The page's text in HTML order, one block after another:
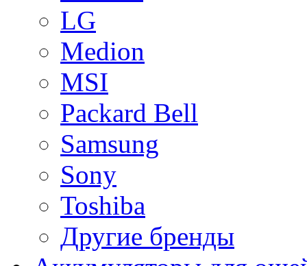
LG
Medion
MSI
Packard Bell
Samsung
Sony
Toshiba
Другие бренды